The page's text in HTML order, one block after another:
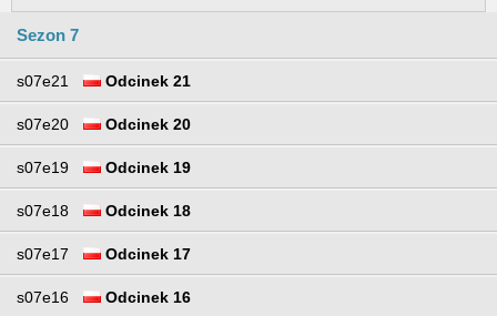
Sezon 7
s07e21 Odcinek 21
s07e20 Odcinek 20
s07e19 Odcinek 19
s07e18 Odcinek 18
s07e17 Odcinek 17
s07e16 Odcinek 16